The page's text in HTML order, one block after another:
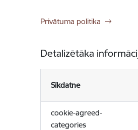
Privātuma politika
Detalizētāka
Sīkdatne
cookie-agreed-
categories